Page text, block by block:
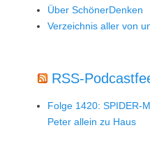
Über SchönerDenken
Verzeichnis aller von
RSS-
Folge 1420: SPIDER-
Peter allein zu Haus